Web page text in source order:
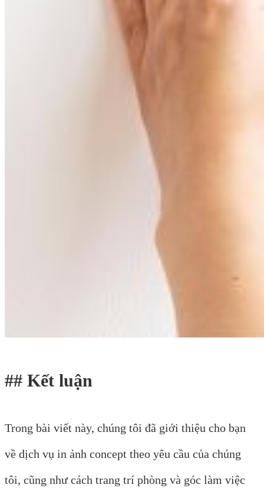
## Kết luận
Trong bài viết này, chúng tôi đã giới thiệu cho bạn
về dịch vụ in ảnh concept theo yêu cầu của chúng
tôi, cũng như cách trang trí phòng và góc làm việc